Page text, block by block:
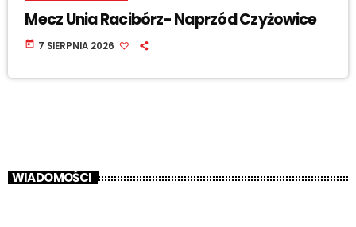
Mecz Unia Racibórz- Naprzód Czyżowice
today 7 SIERPNIA 2026
WIADOMOŚCI